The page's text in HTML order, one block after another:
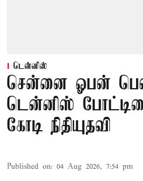
டென்னிஸ்
சென்னை ஓபன்
டென்னிஸ்
கோடி நிதியுதவி
Published on: 04 Aug 2026, 7:54 pm